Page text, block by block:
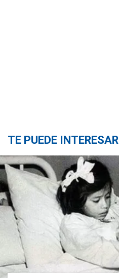
TE PUEDE INTERESAR